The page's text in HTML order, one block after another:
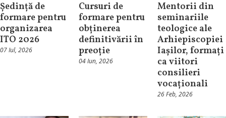
Ședință de
formare pentru
organizarea
ITO 2026
07 Iul, 2026
Cursuri de
formare pentru
obținerea
definitivării în
preoție
04 Iun, 2026
Mentorii din
seminariile
teologice ale
Arhiepiscopiei
Iașilor, formați
ca viitori
consilieri
vocaționali
26 Feb, 2026